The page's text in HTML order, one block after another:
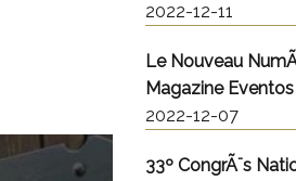
2022-12-11
Le Nouveau
Magazine
2022-12-07
33º CongrÃ¨s